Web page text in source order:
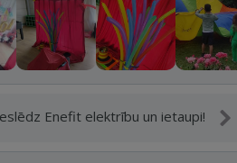
Enefit elektrību un ietaupi!